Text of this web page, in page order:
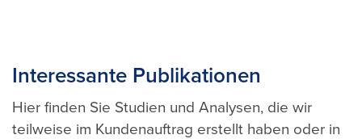
Interessante Publikationen
Hier finden Sie Studien und Analysen, die wir
teilweise im Kundenauftrag erstellt haben oder in